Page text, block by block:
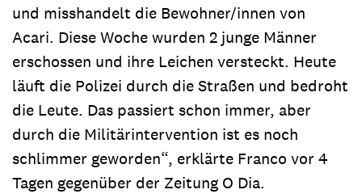
und misshandelt die Bewohner/innen von
Acari. Diese Woche wurden 2 junge Männer
erschossen und ihre Leichen versteckt. Heute
läuft die Polizei durch die Straßen und bedroht
die Leute. Das passiert schon immer, aber
durch die Militärintervention ist es noch
schlimmer geworden“, erklärte Franco vor 4
Tagen gegenüber der Zeitung O Dia.